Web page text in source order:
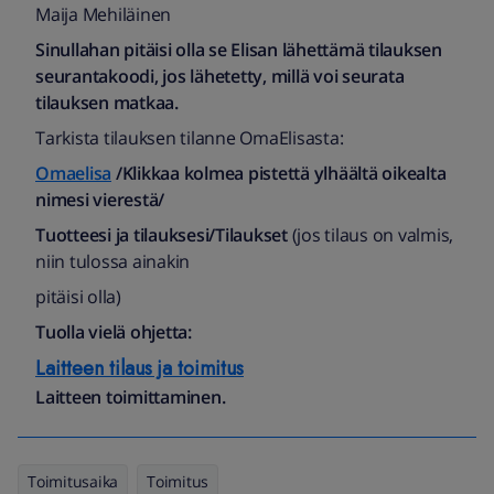
Maija Mehiläinen
Sinullahan pitäisi olla se Elisan lähettämä tilauksen
seurantakoodi, jos lähetetty, millä voi seurata
tilauksen matkaa.
Tarkista tilauksen tilanne OmaElisasta:
Omaelisa /Klikkaa kolmea pistettä ylhäältä oikealta
nimesi vierestä/
Tuotteesi ja tilauksesi/Tilaukset(jos tilaus on valmis,
niin tulossa ainakin
pitäisi olla)
Tuolla vielä ohjetta:
Laitteen tilaus ja toimitus
Laitteen toimittaminen.
Toimitusaika Toimitus